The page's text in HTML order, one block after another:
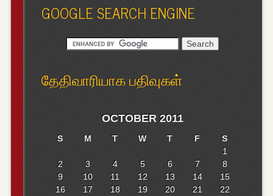
GOOGLE SEARCH ENGINE
தேதிவாரியாக பதிவுகள்
OCTOBER 2011
S M T W T F
S
1
2
3 4 5 6 7
8
9
10 11 12 13 14
15
16
17 18 19 20 21
22